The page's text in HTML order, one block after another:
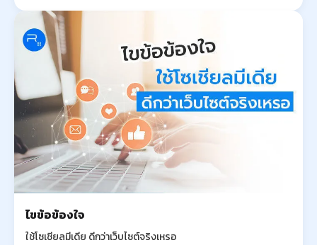
ไขข้อข้องใจ
ใช้โซเชียลมีเดีย ดีกว่าเว็บไซต์จริงเหรอ